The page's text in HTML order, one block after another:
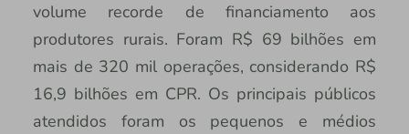
volume recorde de financiamento aos
produtores rurais. Foram R$ 69 bilhões em
mais de 320 mil operações, considerando R$
16,9 bilhões em CPR. Os principais públicos
atendidos foram os pequenos e médios